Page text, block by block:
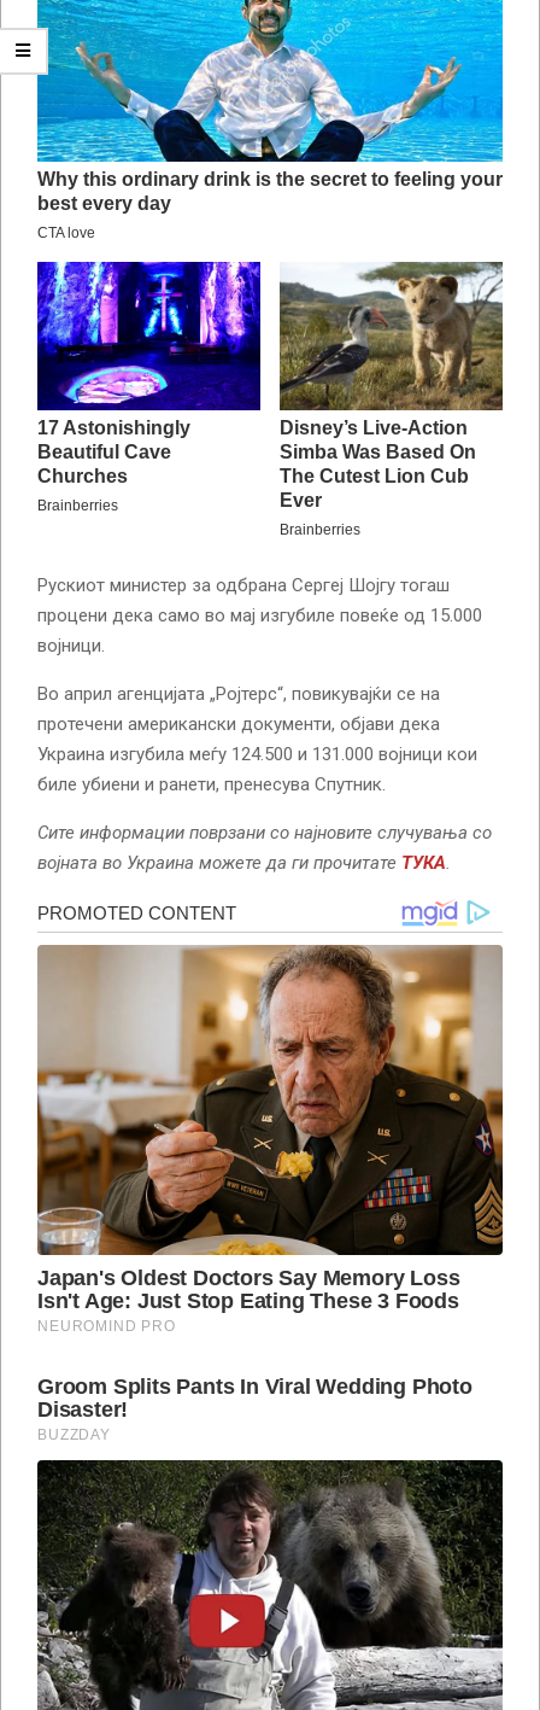
Рускиот министер за одбрана Сергеј Шојгу тогаш
процени дека само во мај изгубиле повеќе од 15.000
војници.
Во април агенцијата „Ројтерс“, повикувајќи се на
протечени американски документи, објави дека
Украина изгубила меѓу 124.500 и 131.000 војници кои
биле убиени и ранети, пренесува Спутник.
Сите информации поврзани со најновите случувања со
војната во Украина можете да ги прочитате ТУКА.